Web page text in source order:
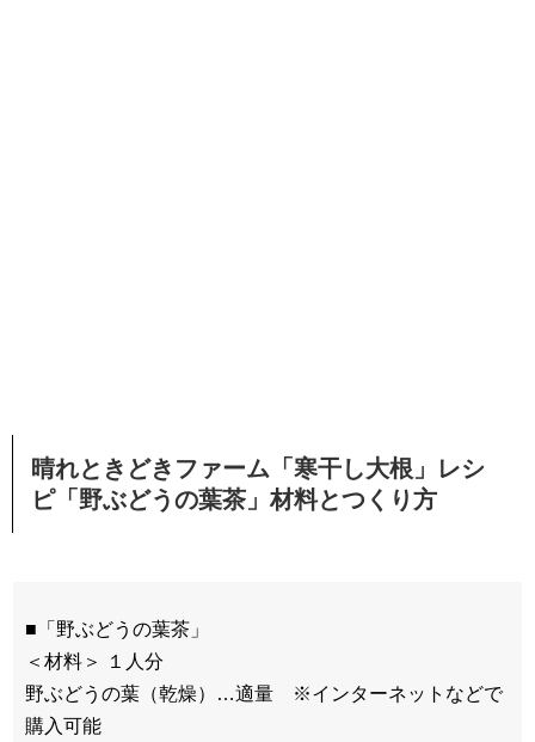
晴れときどきファーム「寒干し大根」レシ
ピ「野ぶどうの葉茶」材料とつくり方
■「野ぶどうの葉茶」
＜材料＞ １人分
野ぶどうの葉（乾燥）…適量 ※インターネットなどで
購入可能